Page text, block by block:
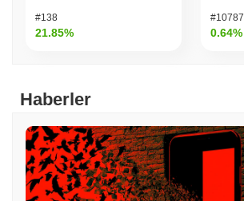
#138
21.85%
#10787
0.64%
Haberler